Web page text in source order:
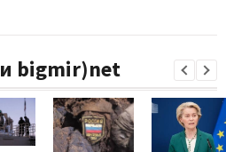
bigmir)net